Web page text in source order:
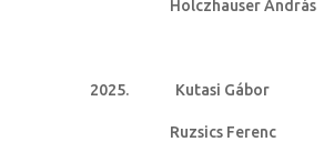
Holczhauser András
Kutasi Gábor
Ruzsics Ferenc